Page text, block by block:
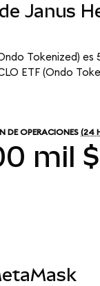
Janus
Tokenized)
ETF (Ondo
DE OPERACIONES (24
mil $